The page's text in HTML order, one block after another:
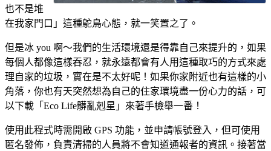
也不是堆
在我家門口」這種鴕鳥心態，就一笑置之了。
但是冰 you 啊～我們的生活環境還是得靠自己來提升的，如果
每個人都像這樣吞忍，就永遠都會有人用這種取巧的方式來處
理自家的垃圾，實在是不太好呢！如果你家附近也有這樣的小
角落，你也有天突然想為自己的住家環境盡一份心力的話，可
以下載「Eco Life髒亂剋星」來著手檢舉一番！
使用此程式時需開啟 GPS 功能，並申請帳號登入，但可使用
匿名發佈，負責清掃的人員將不會知道通報者的資訊。接著當